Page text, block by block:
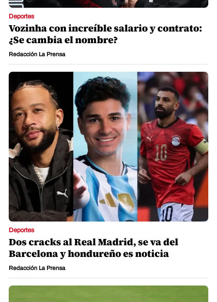
Deportes
Vozinha con increíble salario y contrato:
¿Se cambia el nombre?
Redacción La Prensa
Deportes
Dos cracks al Real Madrid, se va del
Barcelona y hondureño es noticia
Redacción La Prensa